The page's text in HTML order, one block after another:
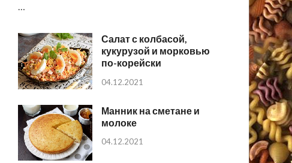
…
Салат с колбасой,
кукурузой и морковью
по-корейски
04.12.2021
Манник на сметане и
молоке
04.12.2021